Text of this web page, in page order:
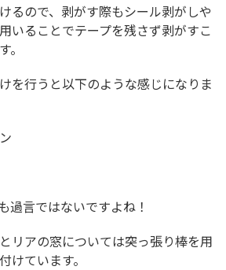
るので、剥がす際もシール剥がしや
いることでテープを残さず剥がすこ
。
を行うと以下のような感じになりま
過言ではないですよね！
リアの窓については突っ張り棒を用
けています。